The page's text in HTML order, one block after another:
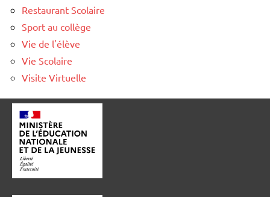
Restaurant Scolaire
Sport au collège
Vie de l'élève
Vie Scolaire
Visite Virtuelle